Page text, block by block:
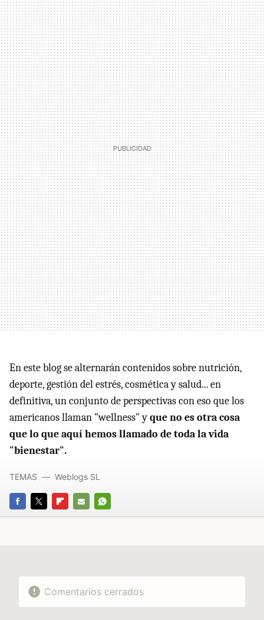
En este blog se alternarán contenidos sobre nutrición,
deporte, gestión del estrés, cosmética y salud... en
definitiva, un conjunto de perspectivas con eso que los
americanos llaman "wellness" yque no es otra cosa
que lo que aquí hemos llamado de toda la vida
"bienestar".
FACEBOOK
TWITTERFLIPBOARD
E-
WHATSAPP
TEMAS Weblogs SL
Comentarios cerrados